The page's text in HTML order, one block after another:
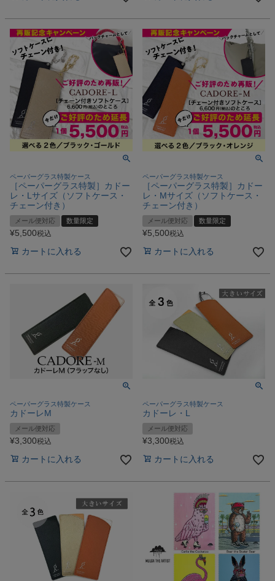
ペーパーグラス特製ケース
［ペーパーグラス特製］カドー
レ・Lサイズ（ソフトケース・
チェーン付き）
メール便対応 数量限定
¥5,500税込
カートに入れる
ペーパーグラス特製ケース
［ペーパーグラス特製］カドー
レ・Mサイズ（ソフトケース・
チェーン付き）
メール便対応 数量限定
¥5,500税込
カートに入れる
ペーパーグラス特製ケース
カドーレM
メール便対応
¥3,300税込
カートに入れる
ペーパーグラス特製ケース
カドーレ・L
メール便対応
¥3,300税込
カートに入れる